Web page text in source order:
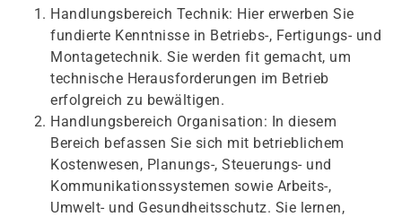
Handlungsbereich Technik: Hier erwerben Sie
fundierte Kenntnisse in Betriebs-, Fertigungs- und
Montagetechnik. Sie werden fit gemacht, um
technische Herausforderungen im Betrieb
erfolgreich zu bewältigen.
Handlungsbereich Organisation: In diesem
Bereich befassen Sie sich mit betrieblichem
Kostenwesen, Planungs-, Steuerungs- und
Kommunikationssystemen sowie Arbeits-,
Umwelt- und Gesundheitsschutz. Sie lernen,